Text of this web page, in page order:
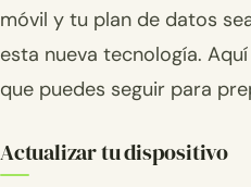
móvil y tu plan de datos
esta nueva tecnología.
que puedes seguir para
Actualizar tu dispositivo